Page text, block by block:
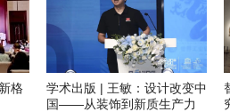
格
学术出版 | 王敏：设计改变中
国——从装饰到新质生产力